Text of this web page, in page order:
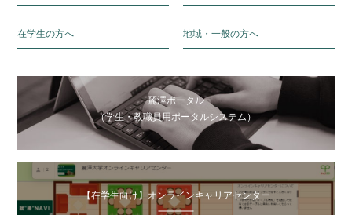
在学生の方へ 地域・一般の方へ
麗澤ポータル
（学生・教職員用ポータルシステム）
【在学生向け】オンラインキャリアセンター